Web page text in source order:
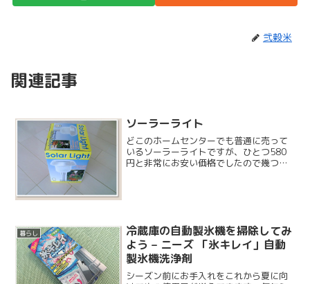
弐穀米
関連記事
ソーラーライト
どこのホームセンターでも普通に売って
いるソーラーライトですが、ひとつ580
円と非常にお安い価格でしたので幾つか
暮らし
冷蔵庫の自動製氷機を掃除してみ
よう – ニーズ 「氷キレイ」自動
製氷機洗浄剤
シーズン前にお手入れをこれから夏に向